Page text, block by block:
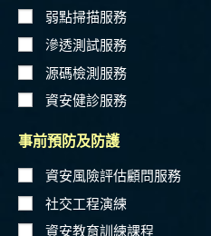
弱點掃描服務
滲透測試服務
源碼檢測服務
資安健診服務
事前預防及防護
資安風險評估顧問服務
社交工程演練
資安教育訓練課程